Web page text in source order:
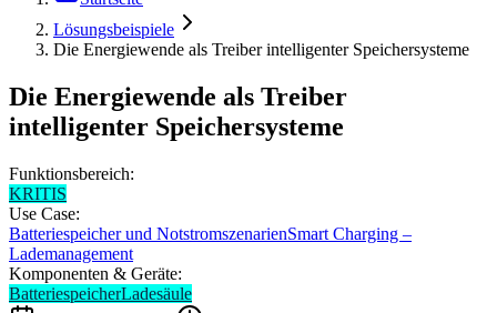
Lösungsbeispiele
Die Energiewende als Treiber intelligenter Speichersysteme
Die Energiewende als Treiber
intelligenter Speichersysteme
Funktionsbereich:
KRITIS
Use Case:
Batteriespeicher und NotstromszenarienSmart Charging –
Lademanagement
Komponenten & Geräte:
BatteriespeicherLadesäule